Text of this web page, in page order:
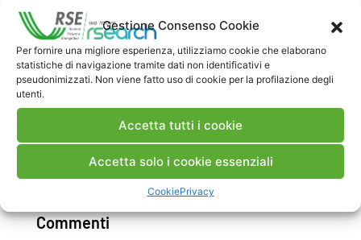
Gestione Consenso Cookie
Per fornire una migliore esperienza, utilizziamo cookie che elaborano
statistiche di navigazione tramite dati non identificativi e
pseudonimizzati. Non viene fatto uso di cookie per la profilazione degli
utenti.
Accetta tutti i cookie
Accetta solo i cookie essenziali
CookiePrivacy
spessore del deposito fino a 5-10 µm in modo da
ottenere uno strato continuo e compatto del
metallo depositato sull’intera superficie della
membrana. Le prove di permeazione eseguite
alla temperatura di 300°C su una membrana con
uno spessore di palladio di circa 10 m hanno
confermato la bontà della soluzione adottata.
Commenti